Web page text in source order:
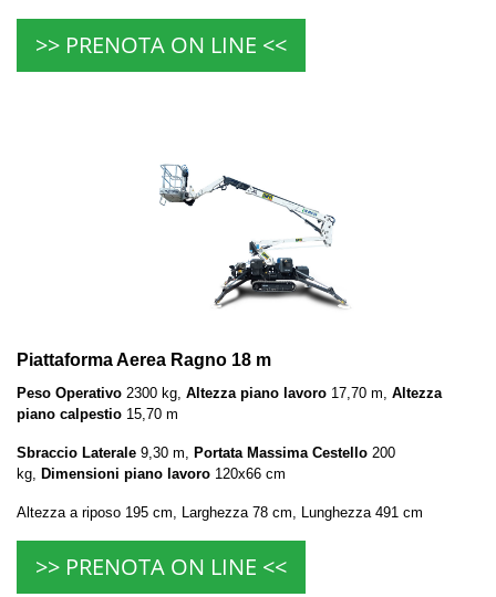
>> PRENOTA ON LINE <<
Piattaforma Aerea Ragno 18 m
Peso Operativo 2300 kg, Altezza piano lavoro 17,70 m, Altezza
piano calpestio 15,70 m
Sbraccio Laterale 9,30 m, Portata Massima Cestello 200
kg, Dimensioni piano lavoro 120x66 cm
Altezza a riposo 195 cm, Larghezza 78 cm, Lunghezza 491 cm
>> PRENOTA ON LINE <<